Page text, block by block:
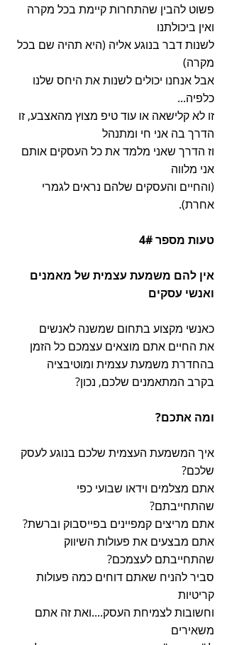
פשוט להבין שהתחרות קיימת בכל מקרה
ואין ביכולתנו
לשנות דבר בנוגע אליה (היא תהיה שם בכל
מקרה)
אבל אנחנו יכולים לשנות את היחס שלנו
כלפיה...
זו לא קלישאה או עוד טיפ מצוץ מהאצבע, זו
הדרך בה אני חי ומתנהל
וז הדרך שאני מלמד את כל העסקים אותם
אני מלווה
(והחיים והעסקים שלהם נראים לגמרי
אחרת).
טעות מספר 4#
אין להם משמעת עצמית של מאמנים
ואנשי עסקים
כאנשי מקצוע בתחום שמשנה לאנשים
את החיים אתם מוצאים עצמכם כל הזמן
בהחדרת משמעת עצמית ומוטיבציה
בקרב המתאמנים שלכם, נכון?
ומה אתכם?
איך המשמעת העצמית שלכם בנוגע לעסק
שלכם?
אתם מצלמים וידאו שבועי כפי
שהתחייבתם?
אתם מריצים קמפיינים בפייסבוק וברשת?
אתם מבצעים את פעולות השיווק
שהתחייבתם לעצמכם?
סביר להניח שאתם דוחים כמה פעולות
קריטיות
וחשובות לצמיחת העסק....ואת זה אתם
משאירים